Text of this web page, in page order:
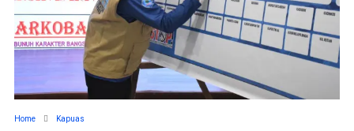
Home Kapuas